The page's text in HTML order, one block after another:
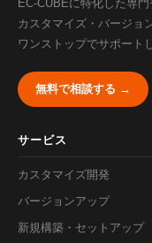
EC-CUBEに特化した専
カスタマイズ・バージョ
ワンストップでサポート
無料で相談する →
サービス
カスタマイズ開発
バージョンアップ
新規構築・セットアップ